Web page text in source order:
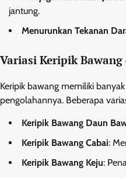
jantung.
Menurunkan Tekanan
Variasi Keripik
Keripik bawang memiliki
pengolahannya. Beberapa
Keripik Bawang Daun
Keripik Bawang Cabai:
Keripik Bawang Keju: